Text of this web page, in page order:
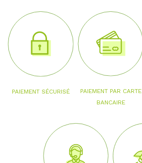
PAIEMENT SÉCURISÉ
PAIEMENT PAR CARTE
BANCAIRE